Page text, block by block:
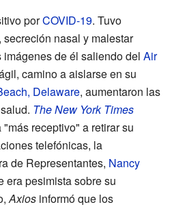
porCOVID-19. Tuvo
nasal y malestar
de él saliendo del Air
camino a aislarse en su
Delaware, aumentaron las
The New York Times
receptivo" a retirar su
telefónicas, la
de Representantes, Nancy
era pesimista sobre su
Axios informó que los